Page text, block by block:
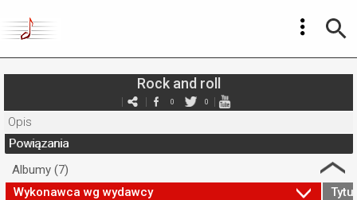
Rock and roll
0 0
Opis
Powiązania
Albumy (7)
Wykonawca wg wydawcy
Tytuł